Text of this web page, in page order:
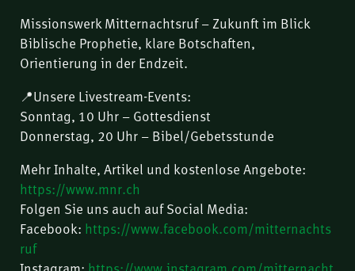
Missionswerk Mitternachtsruf – Zukunft im Blick
Biblische Prophetie, klare Botschaften,
Orientierung in der Endzeit.
📍Unsere Livestream-Events:
Sonntag, 10 Uhr – Gottesdienst
Donnerstag, 20 Uhr – Bibel/Gebetsstunde
Mehr Inhalte, Artikel und kostenlose Angebote:
https://www.mnr.ch
Folgen Sie uns auch auf Social Media:
Facebook: https://www.facebook.com/mitternachts
ruf